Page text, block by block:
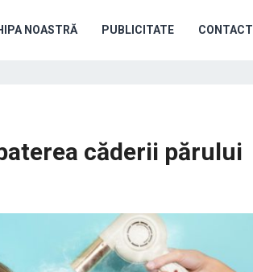
NOASTRĂ PUBLICITATE CONTACT
căderii părului